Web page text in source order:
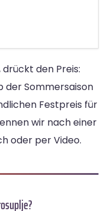
den Preis:
der Sommersaison
Festpreis für
wir nach einer
oder per Video.